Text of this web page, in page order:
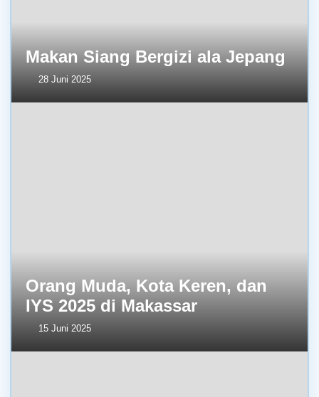
Makan Siang Bergizi ala Jepang
28 Juni 2025
Orang Muda, Kota Keren, dan
IYS 2025 di Makassar
15 Juni 2025